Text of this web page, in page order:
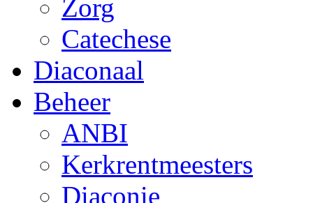
Zorg
Catechese
Diaconaal
Beheer
ANBI
Kerkrentmeesters
Diaconie